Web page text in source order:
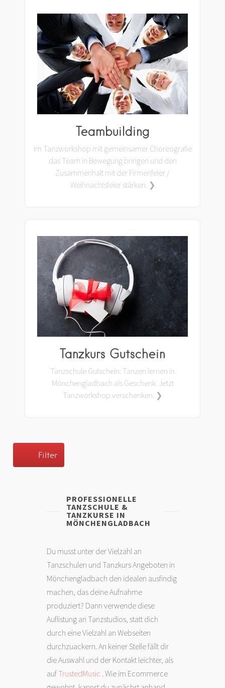
Teambuilding
Im Tanzworkshop mit gemeinsamer Choreografie
das Team in Bewegung bringen und den
Zusammenhalt mit der Firmenfeier /
Weihnachtsfeier stärken. ❯
Tanzkurs Gutschein
Tanzschule Gutschein: Tanzen lernen in
Mönchengladbach als Geschenk. Jetzt
Tanzworkshop verschenken. ❯
Filter
PROFESSIONELLE
TANZSCHULE &
TANZKURSE IN
MÖNCHENGLADBACH
Du musst unter der Vielzahl an
Tanzschulen und Tanzkurs Angeboten in
Mönchengladbach den idealen ausfindig
machen, das deine Aufnahme
produziert? Dann verwende diese
Auflistung an Tanzstudios, statt dich
durch eine Vielzahl an Webseiten
durchzuackern. An keiner Stelle fällt dir
die Auswahl und der Kontakt leichter, als
auf TrustedMusic . Wie im Ecommerce